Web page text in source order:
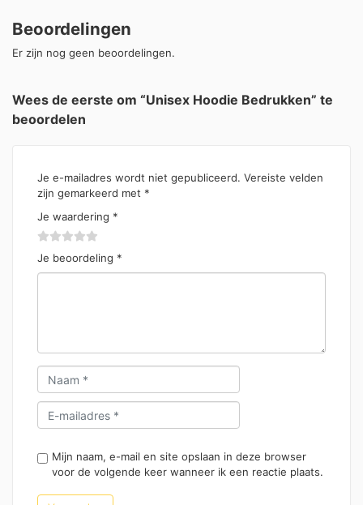
Beoordelingen
Er zijn nog geen beoordelingen.
Wees de eerste om “Unisex Hoodie Bedrukken” te
beoordelen
Je e-mailadres wordt niet gepubliceerd. Vereiste velden
zijn gemarkeerd met *
Je waardering *
Je beoordeling *
Mijn naam, e-mail en site opslaan in deze browser
voor de volgende keer wanneer ik een reactie plaats.